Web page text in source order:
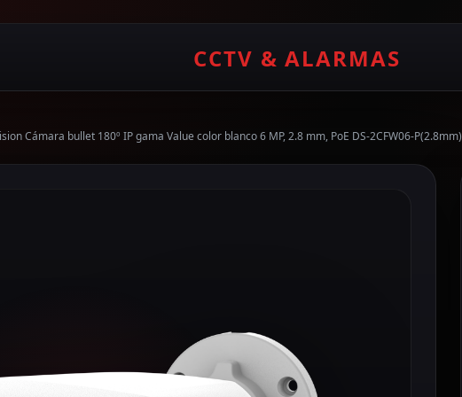
CCTV & ALARMAS
Cámara bullet 180º IP gama Value color blanco 6 MP, 2.8 mm, PoE DS-2CFW06-P(2.8mm)